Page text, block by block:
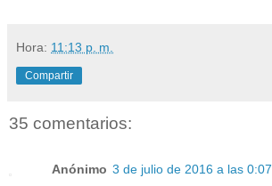
Hora: 11:13 p. m.
Compartir
35 comentarios:
Anónimo 3 de julio de 2016 a las 0:07